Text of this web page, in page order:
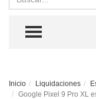
Inicio Liquidaciones
Google Pixel 9 Pro XL